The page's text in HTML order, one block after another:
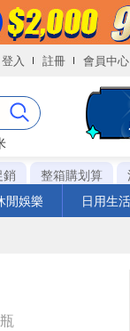
登入 註冊 會員中心
銷
整箱購划算
閒娛樂
日用生活